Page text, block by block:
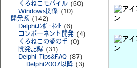
くろねこモバイル (50)
Windows関係 (10)
開発系 (142)
Delphiｺﾝﾎﾟｰﾈﾝﾄ (6)
コンポーネント開発 (4)
くろねこの愛の手 (0)
開発記録 (31)
Delphi Tips&FAQ (87)
Delphi2007以降 (3)